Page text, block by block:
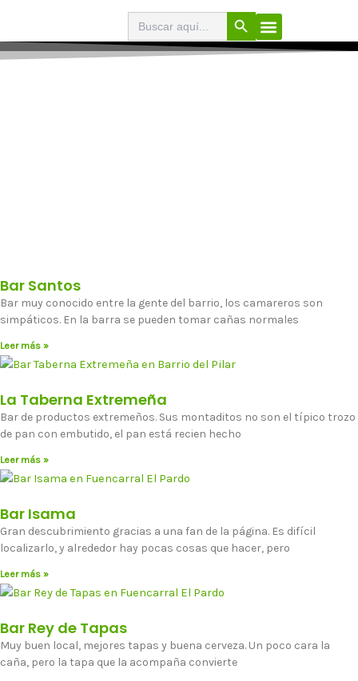
contenido
Menú
Buscar: Botón de búsqueda
Bar Santos
Bar muy conocido entre la gente del barrio, los camareros son
simpáticos. En la barra se pueden tomar cañas normales
Leer más »
La Taberna Extremeña
Bar de productos extremeños. Sus montaditos no son el típico trozo
de pan con embutido, el pan está recien hecho
Leer más »
Bar Isama
Gran descubrimiento gracias a una fan de la página. Es difícil
localizarlo, y alrededor hay pocas cosas que hacer, pero
Leer más »
Bar Rey de Tapas
Muy buen local, mejores tapas y buena cerveza. Un poco cara la
caña, pero la tapa que la acompaña convierte